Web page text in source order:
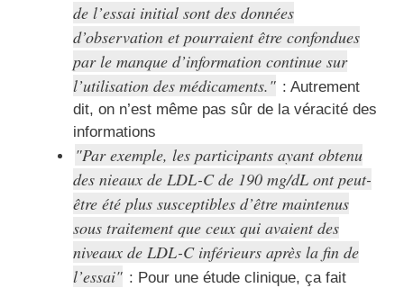
de l’essai initial sont des données
d’observation et pourraient être confondues
par le manque d’information continue sur
l’utilisation des médicaments.
: Autrement
dit, on n’est même pas sûr de la véracité des
informations
Par exemple, les participants ayant obtenu
des nieaux de LDL-C de 190 mg/dL ont peut-
être été plus susceptibles d’être maintenus
sous traitement que ceux qui avaient des
niveaux de LDL-C inférieurs après la fin de
l’essai
: Pour une étude clinique, ça fait